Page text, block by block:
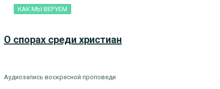
КАК МЫ ВЕРУЕМ
О спорах среди христиан
Аудиозапись воскресной проповеди